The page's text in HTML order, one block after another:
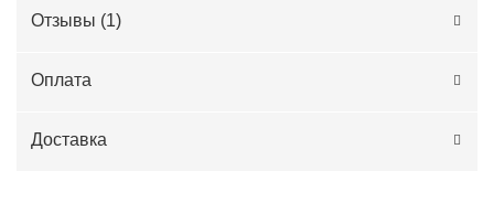
Отзывы (1)
Оплата
Доставка